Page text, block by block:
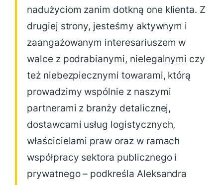
nadużyciom zanim dotkną one klienta. Z
drugiej strony, jesteśmy aktywnym i
zaangażowanym interesariuszem w
walce z podrabianymi, nielegalnymi czy
też niebezpiecznymi towarami, którą
prowadzimy wspólnie z naszymi
partnerami z branży detalicznej,
dostawcami usług logistycznych,
właścicielami praw oraz w ramach
współpracy sektora publicznego i
prywatnego – podkreśla Aleksandra